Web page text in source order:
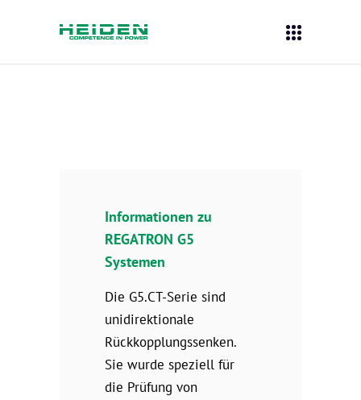
Informationen zu
REGATRON G5
Systemen
Die G5.CT-Serie sind
unidirektionale
Rückkopplungssenken.
Sie wurde speziell für
die Prüfung von